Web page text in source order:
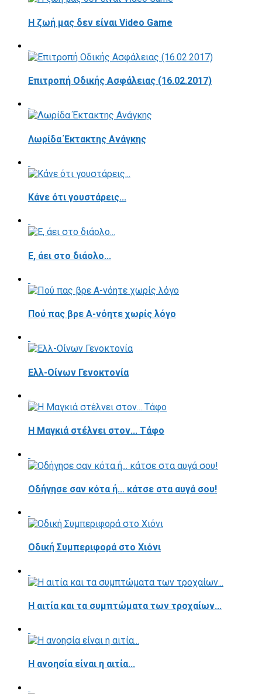
Η ζωή μας δεν είναι Video Game
Επιτροπή Οδικής Ασφάλειας (16.02.2017)
Λωρίδα Έκτακτης Ανάγκης
Κάνε ότι γουστάρεις...
E, άει στο διάολο...
Πού πας βρε Α-νόητε χωρίς λόγο
Ελλ-Οίνων Γενοκτονία
H Μαγκιά στέλνει στον... Τάφο
Οδήγησε σαν κότα ή... κάτσε στα αυγά σου!
Οδική Συμπεριφορά στο Χιόνι
Η αιτία και τα συμπτώματα των τροχαίων...
Η ανοησία είναι η αιτία...